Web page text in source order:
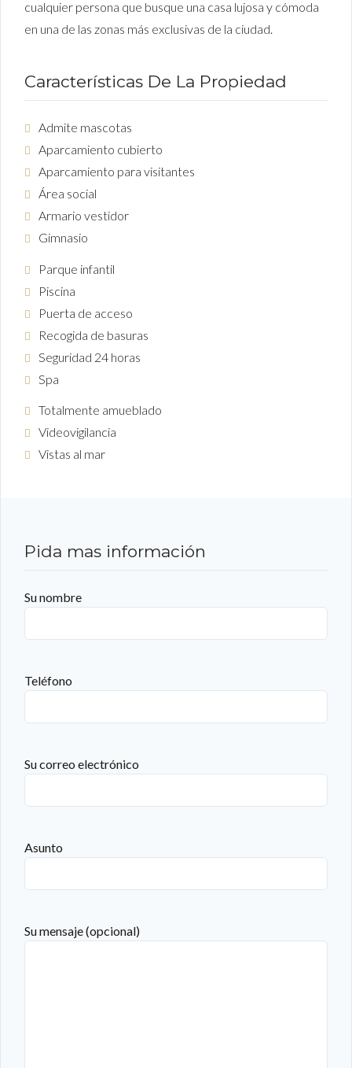
cualquier persona que busque una casa lujosa y cómoda
en una de las zonas más exclusivas de la ciudad.
Características De La Propiedad
Admite mascotas
Aparcamiento cubierto
Aparcamiento para visitantes
Área social
Armario vestidor
Gimnasio
Parque infantil
Piscina
Puerta de acceso
Recogida de basuras
Seguridad 24 horas
Spa
Totalmente amueblado
Videovigilancia
Vistas al mar
Pida mas información
Su nombre
Teléfono
Su correo electrónico
Asunto
Su mensaje (opcional)